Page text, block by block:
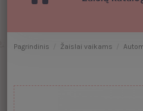
Pagrindinis Žaislai vaikams